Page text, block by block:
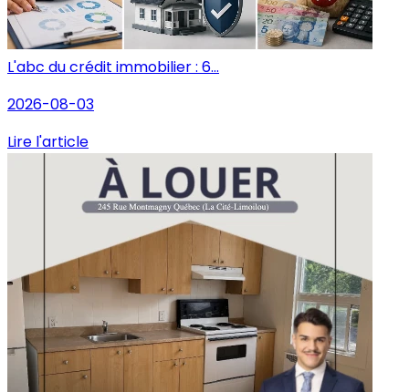
L'abc du crédit immobilier : 6...
2026-08-03
Lire l'article